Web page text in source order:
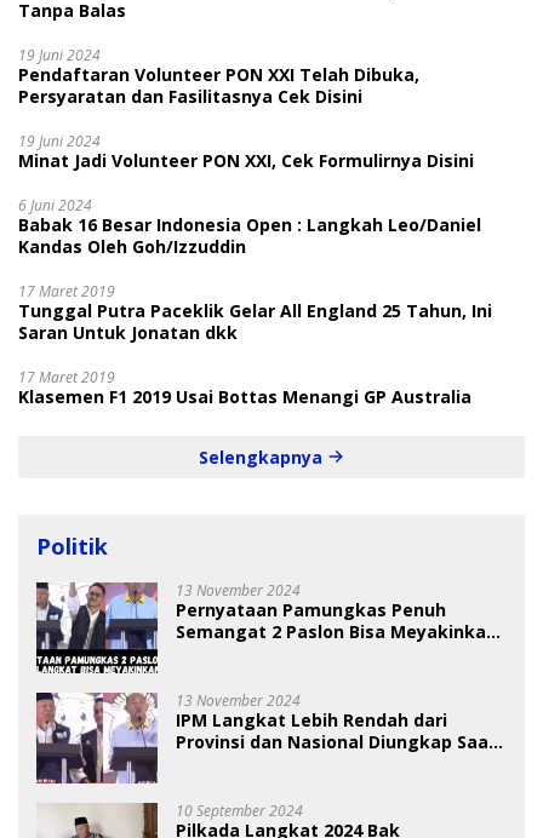
Tanpa Balas
19 Juni 2024
Pendaftaran Volunteer PON XXI Telah Dibuka,
Persyaratan dan Fasilitasnya Cek Disini
19 Juni 2024
Minat Jadi Volunteer PON XXI, Cek Formulirnya Disini
6 Juni 2024
Babak 16 Besar Indonesia Open : Langkah Leo/Daniel
Kandas Oleh Goh/Izzuddin
17 Maret 2019
Tunggal Putra Paceklik Gelar All England 25 Tahun, Ini
Saran Untuk Jonatan dkk
17 Maret 2019
Klasemen F1 2019 Usai Bottas Menangi GP Australia
Selengkapnya
Politik
13 November 2024
Pernyataan Pamungkas Penuh
Semangat 2 Paslon Bisa Meyakinkan
13 November 2024
IPM Langkat Lebih Rendah dari
Provinsi dan Nasional Diungkap Saat
10 September 2024
Pilkada Langkat 2024 Bak